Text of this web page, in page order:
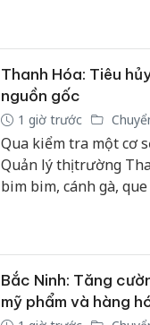
Thanh Hóa: Tiêu
nguồn gốc
1 giờ trước
Qua kiểm tra một cơ
Quản lý thị trường
bim bim, cánh gà,
Bắc Ninh: Tăng
mỹ phẩm và hàng